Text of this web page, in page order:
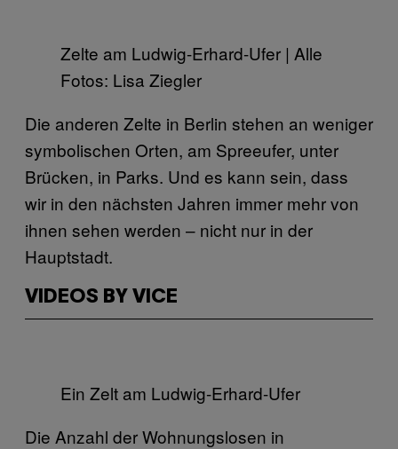
Zelte am Ludwig-Erhard-Ufer | Alle
Fotos: Lisa Ziegler
Die anderen Zelte in Berlin stehen an weniger
symbolischen Orten, am Spreeufer, unter
Brücken, in Parks. Und es kann sein, dass
wir in den nächsten Jahren immer mehr von
ihnen sehen werden – nicht nur in der
Hauptstadt.
VIDEOS BY VICE
Ein Zelt am Ludwig-Erhard-Ufer
Die Anzahl der Wohnungslosen in